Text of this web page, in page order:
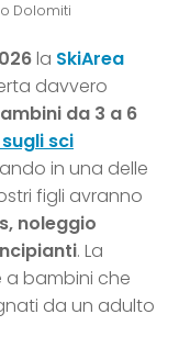
Dolomiti
la SkiArea
davvero
da 3 a 6
sci
in una delle
figli avranno
noleggio
. La
bambini che
da un adulto